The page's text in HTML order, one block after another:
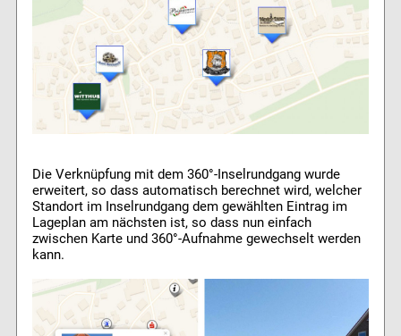
Die Verknüpfung mit dem 360°-Inselrundgang wurde
erweitert, so dass automatisch berechnet wird, welcher
Standort im Inselrundgang dem gewählten Eintrag im
Lageplan am nächsten ist, so dass nun einfach
zwischen Karte und 360°-Aufnahme gewechselt werden
kann.